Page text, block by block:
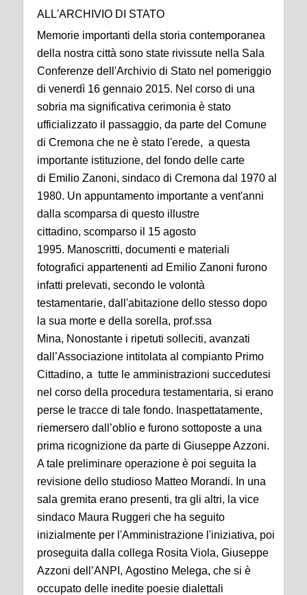
ALL'ARCHIVIO DI STATO
Memorie importanti della storia contemporanea
della nostra città sono state rivissute nella Sala
Conferenze dell'Archivio di Stato nel pomeriggio
di venerdì 16 gennaio 2015. Nel corso di una
sobria ma significativa cerimonia è stato
ufficializzato il passaggio, da parte del Comune
di Cremona che ne è stato l'erede, a questa
importante istituzione, del fondo delle carte
di Emilio Zanoni, sindaco di Cremona dal 1970 al
1980. Un appuntamento importante a vent'anni
dalla scomparsa di questo illustre
cittadino, scomparso il 15 agosto
1995. Manoscritti, documenti e materiali
fotografici appartenenti ad Emilio Zanoni furono
infatti prelevati, secondo le volontà
testamentarie, dall'abitazione dello stesso dopo
la sua morte e della sorella, prof.ssa
Mina, Nonostante i ripetuti solleciti, avanzati
dall’Associazione intitolata al compianto Primo
Cittadino, a tutte le amministrazioni succedutesi
nel corso della procedura testamentaria, si erano
perse le tracce di tale fondo. Inaspettatamente,
riemersero dall’oblio e furono sottoposte a una
prima ricognizione da parte di Giuseppe Azzoni.
A tale preliminare operazione è poi seguita la
revisione dello studioso Matteo Morandi. In una
sala gremita erano presenti, tra gli altri, la vice
sindaco Maura Ruggeri che ha seguito
inizialmente per l'Amministrazione l'iniziativa, poi
proseguita dalla collega Rosita Viola, Giuseppe
Azzoni dell’ANPI, Agostino Melega, che si è
occupato delle inedite poesie dialettali